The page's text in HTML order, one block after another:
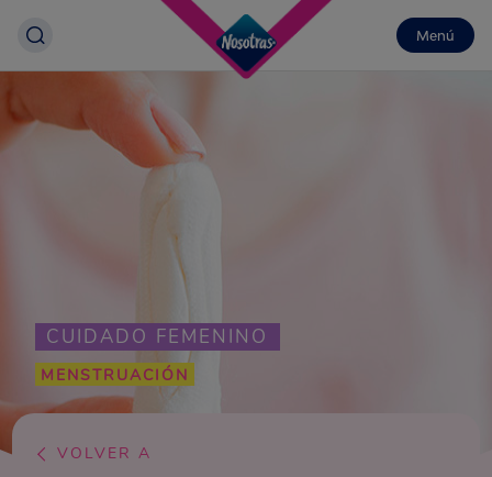
Menú
CUIDADO FEMENINO
MENSTRUACIÓN
VOLVER A